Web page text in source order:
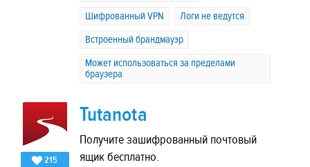
Шифрованный VPN
Логи не ведутся
Встроенный брандмауэр
Может использоваться за пределами
браузера
215
Tutanota
Получите зашифрованный почтовый
ящик бесплатно.